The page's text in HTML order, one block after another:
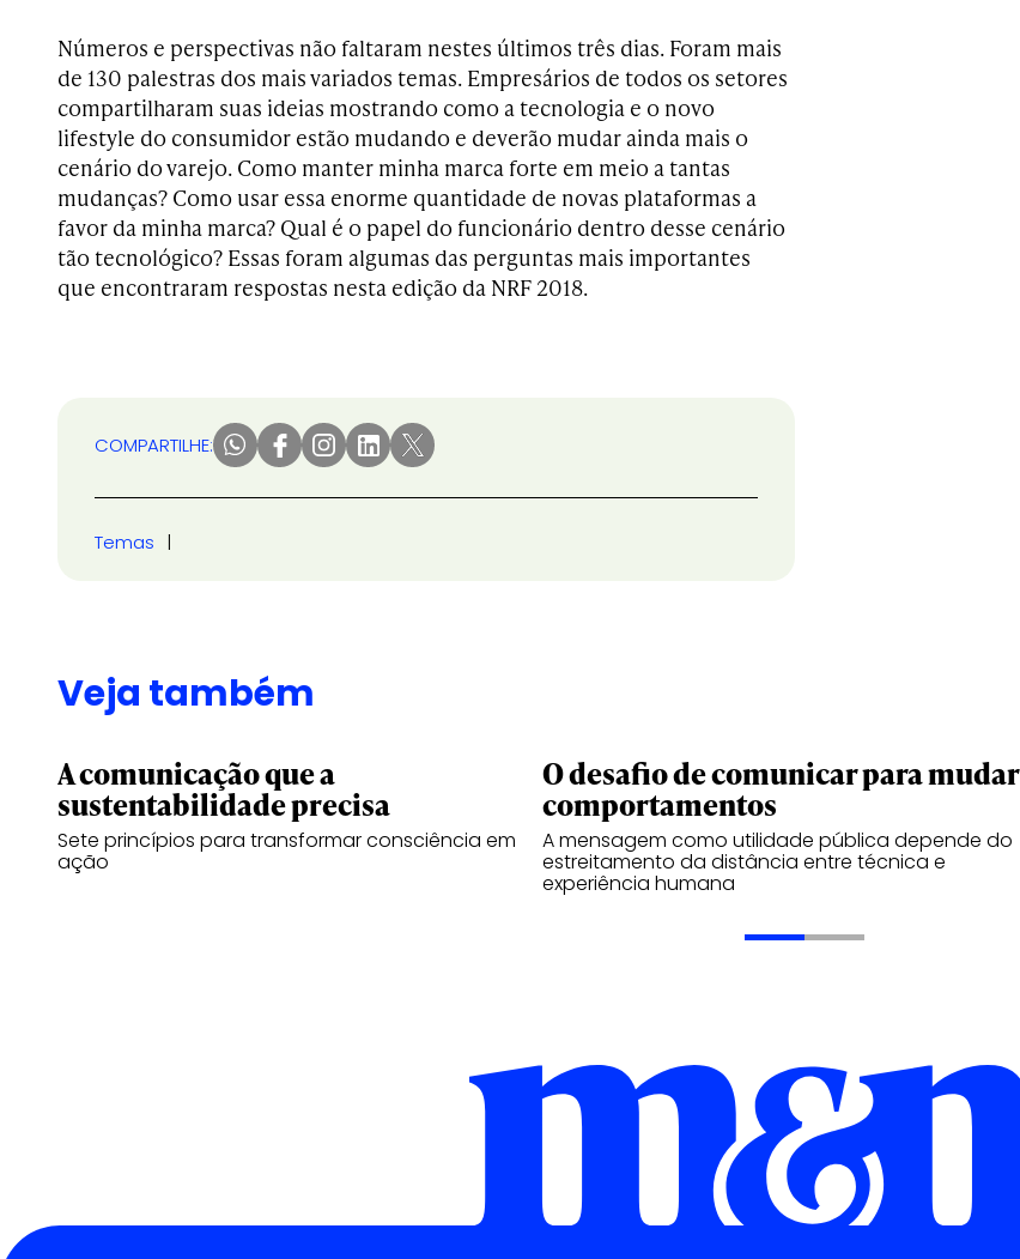
Números e perspectivas não faltaram nestes últimos três dias. Foram mais
de 130 palestras dos mais variados temas. Empresários de todos os setores
compartilharam suas ideias mostrando como a tecnologia e o novo
lifestyle do consumidor estão mudando e deverão mudar ainda mais o
cenário do varejo. Como manter minha marca forte em meio a tantas
mudanças? Como usar essa enorme quantidade de novas plataformas a
favor da minha marca? Qual é o papel do funcionário dentro desse cenário
tão tecnológico? Essas foram algumas das perguntas mais importantes
que encontraram respostas nesta edição da NRF 2018.
COMPARTILHE:
Temas
Veja também
A comunicação que a
sustentabilidade precisa
Sete princípios para transformar consciência em
ação
O desafio de comunicar para mudar
comportamentos
A mensagem como utilidade pública depende do
estreitamento da distância entre técnica e
experiência humana